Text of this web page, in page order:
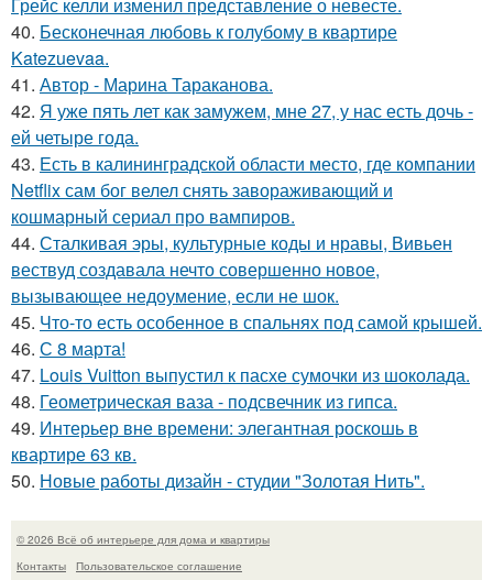
40. Бесконечная любовь к голубому в квартире
Katezuevaa.
41. Автор - Марина Тараканова.
42. Я уже пять лет как замужем, мне 27, у нас есть дочь -
ей четыре года.
43. Есть в калининградской области место, где компании
Netflix сам бог велел снять завораживающий и
кошмарный сериал про вампиров.
44. Сталкивая эры, культурные коды и нравы, Вивьен
вествуд создавала нечто совершенно новое,
вызывающее недоумение, если не шок.
45. Что-то есть особенное в спальнях под самой крышей.
46. С 8 марта!
47. Louis Vuitton выпустил к пасхе сумочки из шоколада.
48. Геометрическая ваза - подсвечник из гипса.
49. Интерьер вне времени: элегантная роскошь в
квартире 63 кв.
50. Новые работы дизайн - студии "Золотая Нить".
© 2026 Всё об интерьере для дома и квартиры
Контакты
Пользовательское соглашение